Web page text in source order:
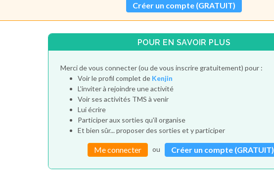
Créer un compte (GRATUIT)
POUR EN SAVOIR PLUS
Merci de vous connecter (ou de vous inscrire gratuitement) pour :
Voir le profil complet de Kenjin
L'inviter à rejoindre une activité
Voir ses activités TMS à venir
Lui écrire
Participer aux sorties qu'il organise
Et bien sûr... proposer des sorties et y participer
Me connecter ou Créer un compte (GRATUIT)